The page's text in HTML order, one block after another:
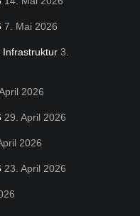
7. Mai 2026
Infrastruktur 3.
2026
29. April 2026
2026
23. April 2026